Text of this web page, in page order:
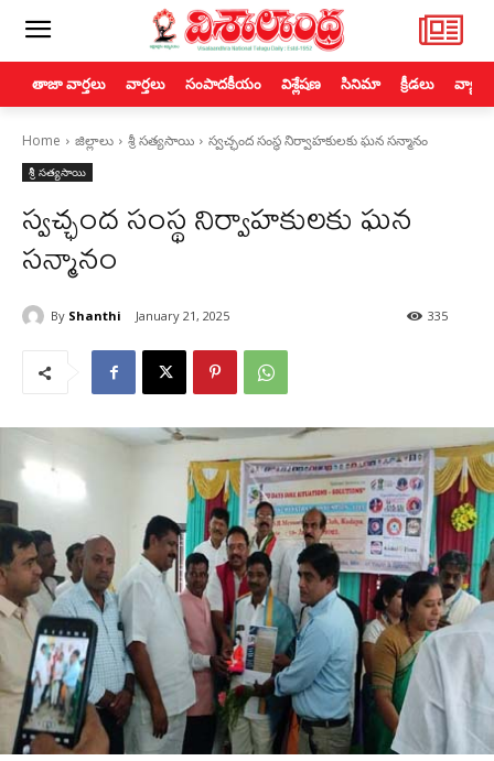
తాజా వార్తలు వార్తలు సంపాదకీయం విశ్లేషణ సినిమా క్రీడలు
Home జిల్లాలు శ్రీ సత్యసాయి స్వచ్ఛంద సంస్థ నిర్వాహకులకు ఘన సన్మానం
శ్రీ సత్యసాయి
స్వచ్ఛంద సంస్థ నిర్వాహకులకు ఘన
సన్మానం
By Shanthi January 21, 2025 335